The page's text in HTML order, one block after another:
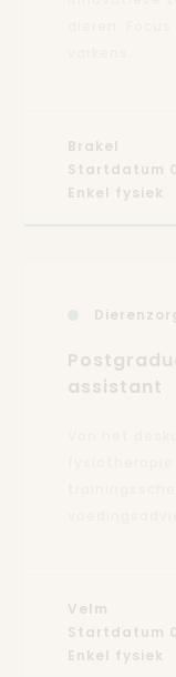
Brakel
Startdatum
Enkel fysiek
assistant
Velm
Startdatum
Enkel fysiek